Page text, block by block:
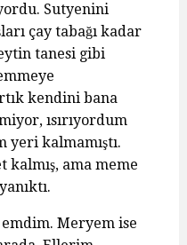
Sutyenini
çay tabağı kadar
tanesi gibi
kendini bana
ısırıyordum
yeri kalmamıştı.
kalmış, ama meme
Meryem ise